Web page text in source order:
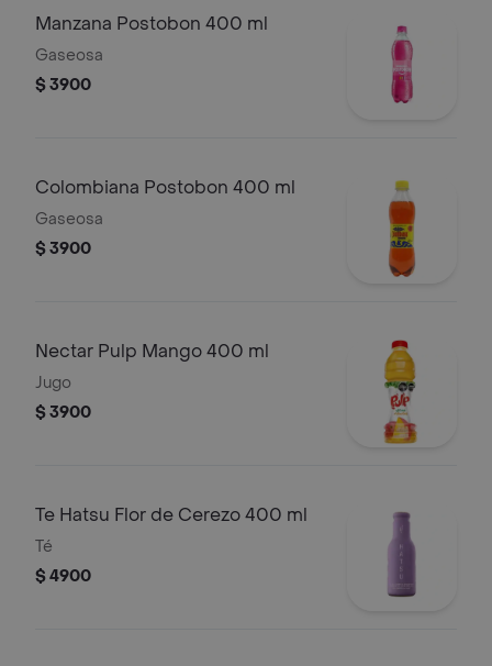
Manzana Postobon 400 ml
Gaseosa
$ 3900
Colombiana Postobon 400 ml
Gaseosa
$ 3900
Nectar Pulp Mango 400 ml
Jugo
$ 3900
Te Hatsu Flor de Cerezo 400 ml
Té
$ 4900